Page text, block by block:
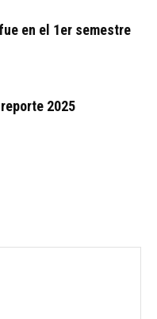
en el 1er semestre
2025